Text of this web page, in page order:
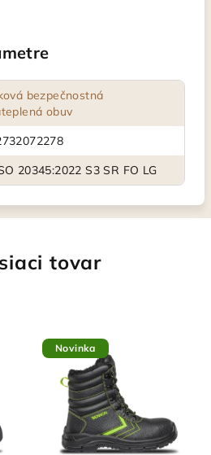
bezpečnostná
obuv
20345:2022 S3 SR FO LG
tovar
Novinka